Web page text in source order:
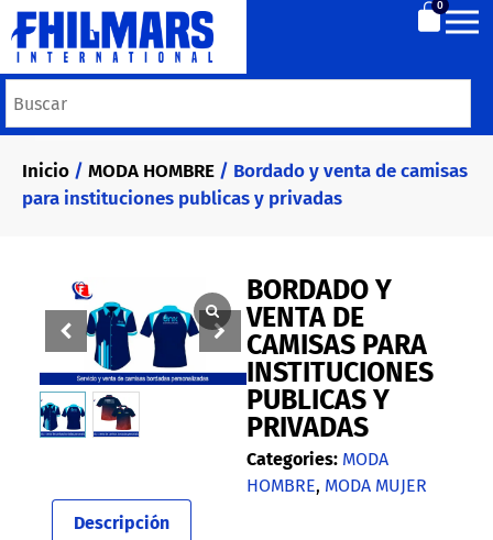
0
Inicio / MODA HOMBRE / Bordado y venta de camisas
para instituciones publicas y privadas
BORDADO Y
VENTA DE
CAMISAS PARA
INSTITUCIONES
PUBLICAS Y
PRIVADAS
Categories: MODA
HOMBRE, MODA MUJER
Descripción